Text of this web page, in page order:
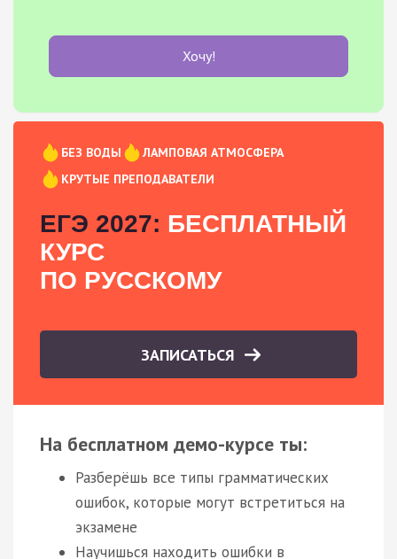
Хочу!
БЕЗ ВОДЫ
ЛАМПОВАЯ АТМОСФЕРА
КРУТЫЕ ПРЕПОДАВАТЕЛИ
ЕГЭ 2027: БЕСПЛАТНЫЙ
КУРС
ПО РУССКОМУ
ЗАПИСАТЬСЯ
На бесплатном демо-курсе ты:
Разберёшь все типы грамматических
ошибок, которые могут встретиться на
экзамене
Научишься находить ошибки в